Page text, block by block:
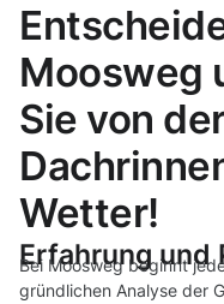
Moosweg
Sie von
Wetter!
Erfahrung und
Bei Moosweg beginnt
gründlichen Analyse der